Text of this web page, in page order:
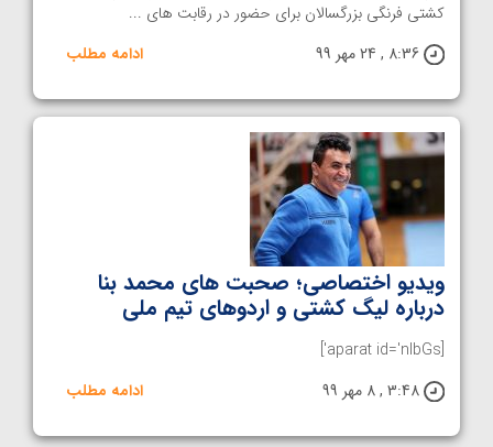
کشتی فرنگی بزرگسالان برای حضور در رقابت های ...
8:36 , 24 مهر 99
ادامه مطلب
ویدیو اختصاصی؛ صحبت های محمد بنا
درباره لیگ کشتی و اردوهای تیم ملی
[aparat id='nIbGs']
3:48 , 8 مهر 99
ادامه مطلب